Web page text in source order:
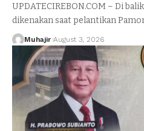
UPDATECIREBON.COM – Di
dikenakan saat pelantikan
Muhajir August 3, 2026